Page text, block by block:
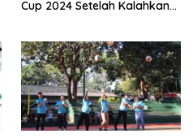
Cup 2024 Setelah Kalahkan